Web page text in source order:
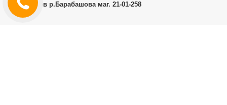
г.Харьков р.Барабашова маг. 21-01-258